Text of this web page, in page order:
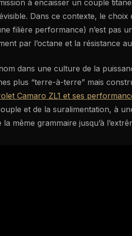
à encaisser un couple
Dans ce contexte, le choix
filière performance) n’est pas
par l’octane et la résistance
dans une culture de la
plus “terre-à-terre” mais
Camaro ZL1 et ses
et de la suralimentation, à
même grammaire jusqu’à